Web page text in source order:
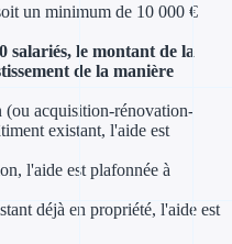
Appel à projet
Avance
Garantie
Par financeur
Aides par
un minimum de 10 000 €
salariés, le montant de la
de la manière
acquisition-rénovation-
existant, l'aide est
l'aide est plafonnée à
déjà en propriété, l'aide est